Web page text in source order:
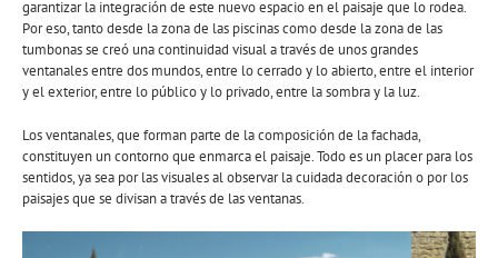
garantizar la integración de este nuevo espacio en el paisaje que lo rodea.
Por eso, tanto desde la zona de las piscinas como desde la zona de las
tumbonas se creó una continuidad visual a través de unos grandes
ventanales entre dos mundos, entre lo cerrado y lo abierto, entre el interior
y el exterior, entre lo público y lo privado, entre la sombra y la luz.
Los ventanales, que forman parte de la composición de la fachada,
constituyen un contorno que enmarca el paisaje. Todo es un placer para los
sentidos, ya sea por las visuales al observar la cuidada decoración o por los
paisajes que se divisan a través de las ventanas.